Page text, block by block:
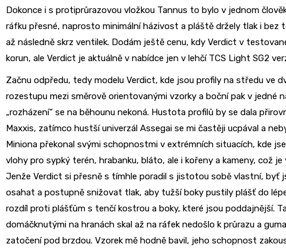
Dokonce i s protiprůrazovou vložkou Tannus to bylo v jednom
ráfku přesné, naprosto minimální házivost a pláště držely tlak i bez
až následně skrz ventilek. Dodám ještě cenu, kdy Verdict v
korun, ale Verdict je aktuálně v nabídce jen v lehčí TCS Light SG2
Začnu odpředu, tedy modelu Verdict, kde jsou profily na středu ve
rozestupu mezi směrově orientovanými vzorky a boční pak v jedné
„rozházení“ se na běhounu nekoná. Hustota profilů by se dala
Maxxis, zatímco hustší univerzál Assegai se mi častěji ucpával a
Miniona překonal svými schopnostmi v extrémních situacích, kde
vlohy pro sypký terén, hrabanku, bláto, ale i kořeny a kameny, což
Jenže Verdict si přesně s tímhle poradil s jistotou sobě vlastní, byť
osahat a postupně snižovat tlak, aby tužší boky pustily plášť do
rozdíl proti plášťům s tenčí kostrou a boky, které jsou poddajnější.
domáčknutými na hranách skal až na ráfek nedošlo k průrazu a
zatočení pod brzdou. Vzorek mě hodně bavil, jeho schopnost